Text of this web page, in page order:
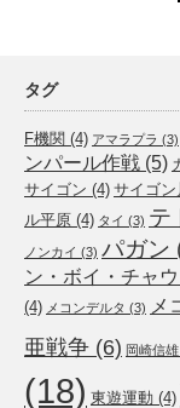
タグ
F機関 (4) アマラプラ (3)
ンパール作戦 (5)
サイゴン (4) サイゴン
ル平原 (4) タイ (3) テ
ノンカイ (3) パガン
ン・ボイ・チャウ
(4) メコンデルタ (3) メ
亜戦争 (6) 岡崎信雄
(18) 東遊運動 (4)